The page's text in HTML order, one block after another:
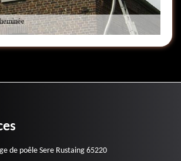
de poêle Sere Rustaing 65220